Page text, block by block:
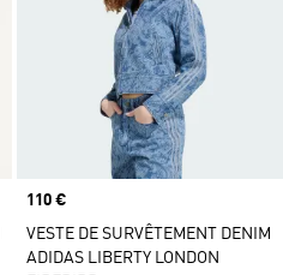
Prix
110 €
VESTE DE SURVÊTEMENT DENIM
ADIDAS LIBERTY LONDON